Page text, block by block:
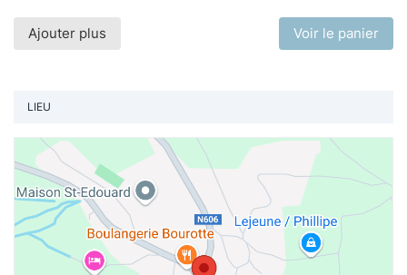
Ajouter plus Voir le panier
LIEU